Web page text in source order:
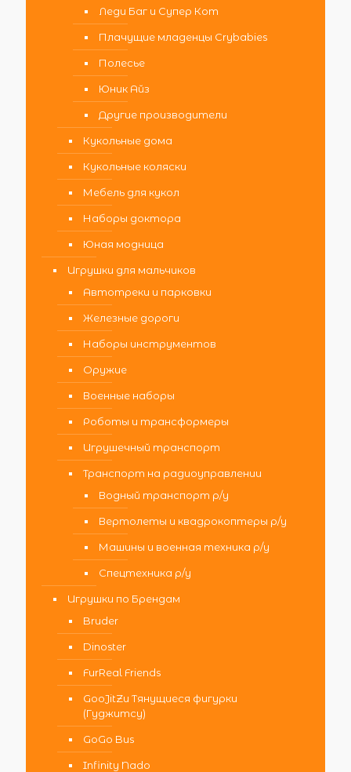
Леди Баг и Супер Кот
Плачущие младенцы Crybabies
Полесье
Юник Айз
Другие производители
Кукольные дома
Кукольные коляски
Мебель для кукол
Наборы доктора
Юная модница
Игрушки для мальчиков
Автотреки и парковки
Железные дороги
Наборы инструментов
Оружие
Военные наборы
Роботы и трансформеры
Игрушечный транспорт
Транспорт на радиоуправлении
Водный транспорт р/у
Вертолеты и квадрокоптеры р/у
Машины и военная техника р/у
Спецтехника р/у
Игрушки по Брендам
Bruder
Dinoster
FurReal Friends
GooJitZu Тянущиеся фигурки
(Гуджитсу)
GoGo Bus
Infinity Nado